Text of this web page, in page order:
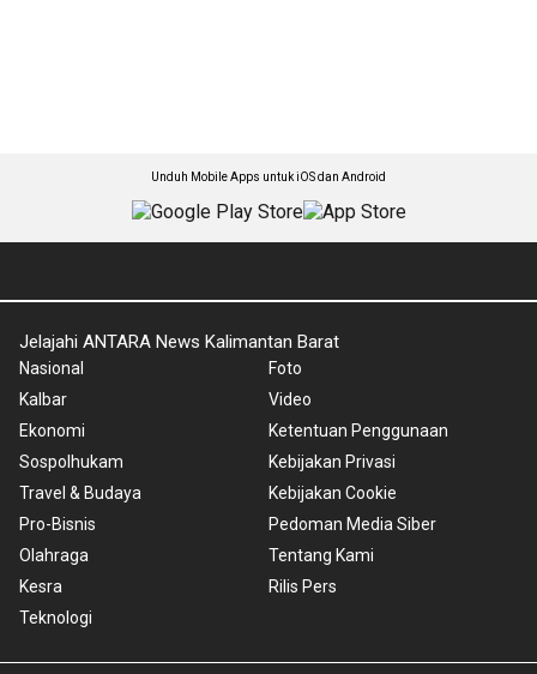
Unduh Mobile Apps untuk iOS dan Android
Jelajahi ANTARA News Kalimantan Barat
Nasional
Kalbar
Ekonomi
Sospolhukam
Travel & Budaya
Pro-Bisnis
Olahraga
Kesra
Teknologi
Foto
Video
Ketentuan Penggunaan
Kebijakan Privasi
Kebijakan Cookie
Pedoman Media Siber
Tentang Kami
Rilis Pers